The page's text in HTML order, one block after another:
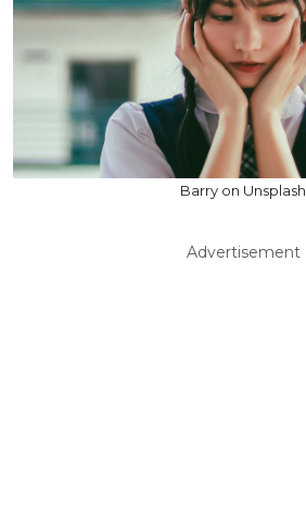
Barry on Unsplash
Advertisement